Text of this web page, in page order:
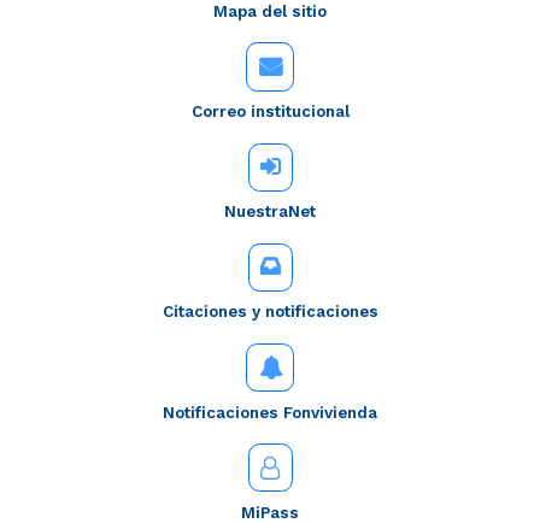
Mapa del sitio
Correo institucional
NuestraNet
Citaciones y notificaciones
Notificaciones Fonvivienda
MiPass